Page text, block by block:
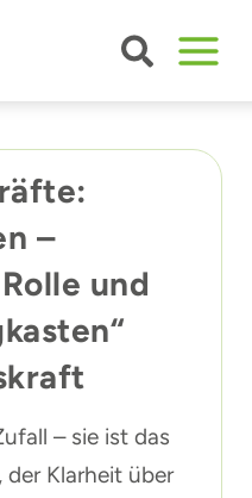
–
und
– sie ist das
der Klarheit über